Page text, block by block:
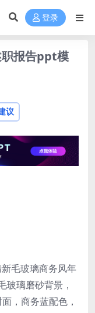
登录
职报告ppt模
议
新毛玻璃商务风年
璃磨砂背景，
，商务蓝配色，